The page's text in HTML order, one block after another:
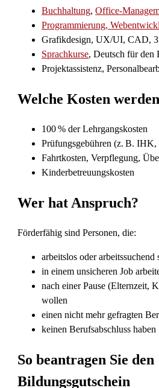
Buchhaltung,Office-
Programmierung,
Grafikdesign, UX/UI, CAD,
Sprachkurse, Deutsch für den
Projektassistenz,
Welche Kosten
100 % der Lehrgangskosten
Prüfungsgebühren (z. B.
Fahrtkosten, Verpflegung,
Kinderbetreuungskosten
Wer hat Anspruch?
Förderfähig sind Personen, die:
arbeitslos oder arbeitssuchend
in einem unsicheren Job
nach einer Pause (Elternzeit,
wollen
einen nicht mehr gefragten
keinen Berufsabschluss haben
So beantragen Sie den
Bildungsgutschein